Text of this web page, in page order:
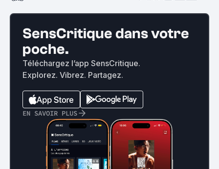
SensCritique dans votre
poche.
Téléchargez l’app SensCritique.
Explorez. Vibrez. Partagez.
EN SAVOIR PLUS